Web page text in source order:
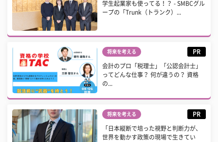
学生起業家も使ってる！？ - SMBCグル
ープの「Trunk（トランク）...
将来を考える PR
会計のプロ「税理士」「公認会計士」
ってどんな仕事？ 何が違うの？ 資格
の...
将来を考える PR
「日本縦断で培った視野と判断力が、
世界を動かす政策の現場で生きてい